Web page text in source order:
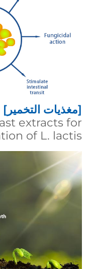
[مغذيات التخمير]
extracts for
of L. lactis